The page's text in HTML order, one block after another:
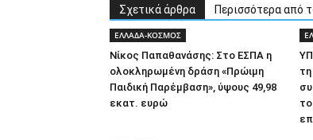
Σχετικά άρθρα Περισσότερα από
ΕΛΛΑΔΑ-ΚΟΣΜΟΣ
Νίκος Παπαθανάσης: Στο ΕΣΠΑ η
ολοκληρωμένη δράση «Πρώιμη
Παιδική Παρέμβαση», ύψους 49,98
εκατ. ευρώ